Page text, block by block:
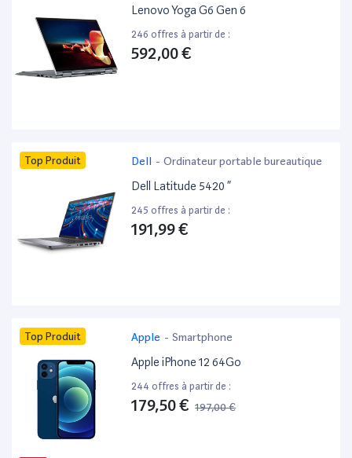
Lenovo Yoga G6 Gen 6
246 offres à partir de :
592,00 €
Top Produit Dell - Ordinateur portable bureautique
Dell Latitude 5420 ”
245 offres à partir de :
191,99 €
Top Produit Apple - Smartphone
Apple iPhone 12 64Go
244 offres à partir de :
179,50 € 197,00 €